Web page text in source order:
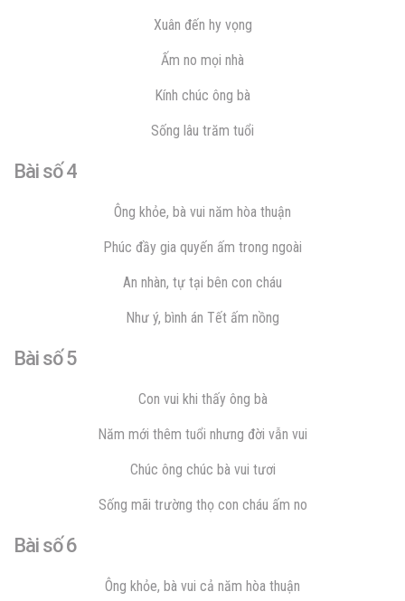
Xuân đến hy vọng
Ấm no mọi nhà
Kính chúc ông bà
Sống lâu trăm tuổi
Bài số 4
Ông khỏe, bà vui năm hòa thuận
Phúc đầy gia quyến ấm trong ngoài
An nhàn, tự tại bên con cháu
Như ý, bình án Tết ấm nồng
Bài số 5
Con vui khi thấy ông bà
Năm mới thêm tuổi nhưng đời vẫn vui
Chúc ông chúc bà vui tươi
Sống mãi trường thọ con cháu ấm no
Bài số 6
Ông khỏe, bà vui cả năm hòa thuận